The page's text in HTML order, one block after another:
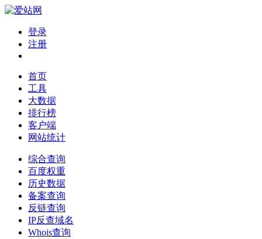
登录
注册
首页
工具
大数据
排行榜
客户端
网站统计
综合查询
百度权重
历史数据
备案查询
反链查询
IP反查域名
Whois查询